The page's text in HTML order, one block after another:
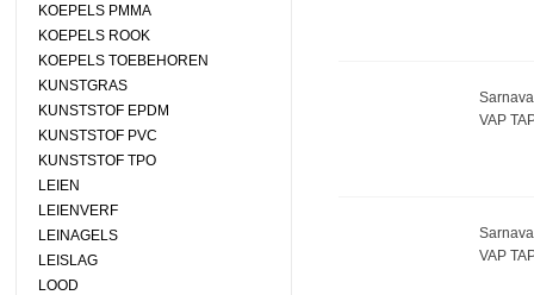
KOEPELS PMMA
KOEPELS ROOK
KOEPELS TOEBEHOREN
KUNSTGRAS
KUNSTSTOF EPDM
KUNSTSTOF PVC
KUNSTSTOF TPO
LEIEN
LEIENVERF
LEINAGELS
LEISLAG
LOOD
VAP
VAP